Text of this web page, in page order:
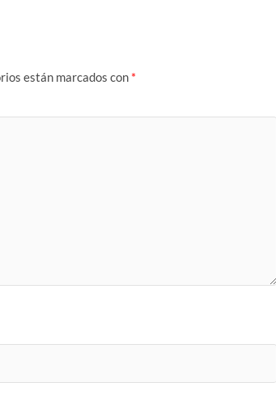
están marcados con *